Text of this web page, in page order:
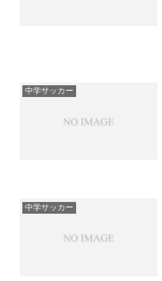
中学サッカー
中学サッカー